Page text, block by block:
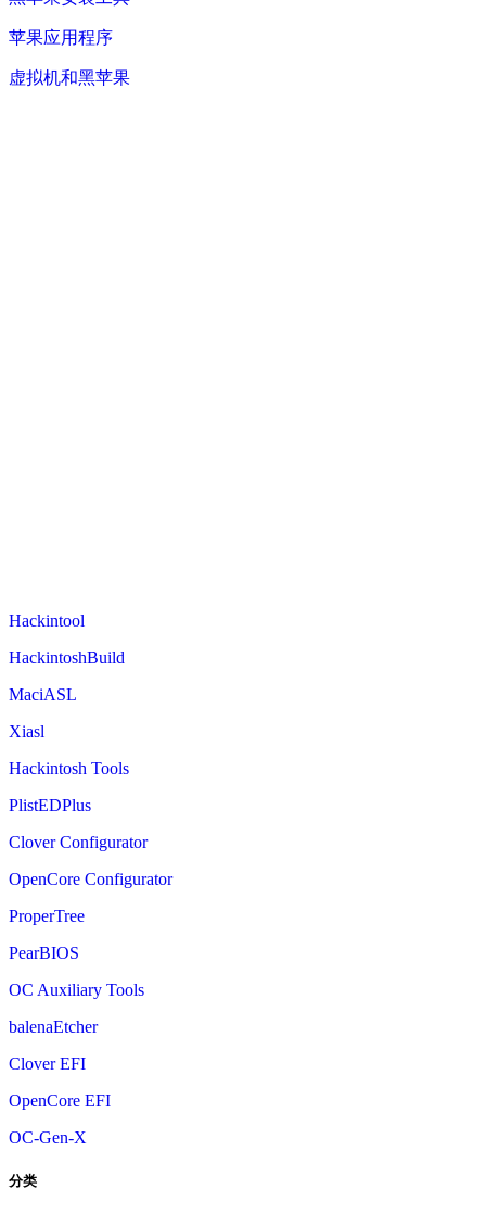
苹果应用程序
虚拟机和黑苹果
Hackintool
HackintoshBuild
MaciASL
Xiasl
Hackintosh Tools
PlistEDPlus
Clover Configurator
OpenCore Configurator
ProperTree
PearBIOS
OC Auxiliary Tools
balenaEtcher
Clover EFI
OpenCore EFI
OC-Gen-X
分类